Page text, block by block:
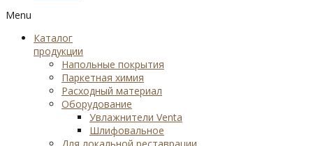
Menu
Каталог
продукции
Напольные покрытия
Паркетная химия
Расходный материал
Оборудование
Увлажнители Venta
Шлифовальное